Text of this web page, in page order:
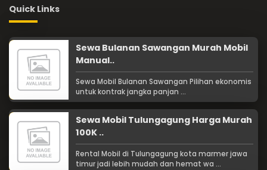
Quick Links
Sewa Bulanan Sawangan Murah Mobil
Manual..
Sewa Mobil Bulanan Sawangan Pilihan ekonomis
untuk kontrak jangka panjan ...
Sewa Mobil Tulungagung Harga Murah
100K ..
Rental Mobil di Tulungagung kota marmer jawa
timur jadi lebih mudah dan hemat wa ...